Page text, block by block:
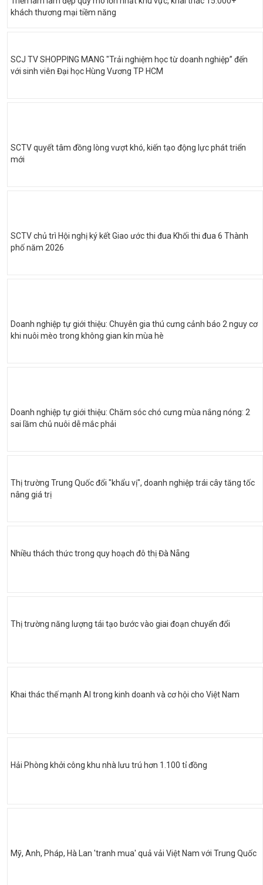
khách thương mại tiềm năng
SCJ TV SHOPPING MANG "Trải nghiệm học từ doanh nghiệp” đến
với sinh viên Đại học Hùng Vương TP HCM
SCTV quyết tâm đồng lòng vượt khó, kiến tạo động lực phát triển
mới
SCTV chủ trì Hội nghị ký kết Giao ước thi đua Khối thi đua 6 Thành
phố năm 2026
Doanh nghiệp tự giới thiệu: Chuyên gia thú cưng cảnh báo 2 nguy cơ
khi nuôi mèo trong không gian kín mùa hè
Doanh nghiệp tự giới thiệu: Chăm sóc chó cưng mùa nắng nóng: 2
sai lầm chủ nuôi dễ mắc phải
Thị trường Trung Quốc đổi "khẩu vị", doanh nghiệp trái cây tăng tốc
nâng giá trị
Nhiều thách thức trong quy hoạch đô thị Đà Nẵng
Thị trường năng lượng tái tạo bước vào giai đoạn chuyển đổi
Khai thác thế mạnh AI trong kinh doanh và cơ hội cho Việt Nam
Hải Phòng khởi công khu nhà lưu trú hơn 1.100 tỉ đồng
Mỹ, Anh, Pháp, Hà Lan 'tranh mua' quả vải Việt Nam với Trung Quốc